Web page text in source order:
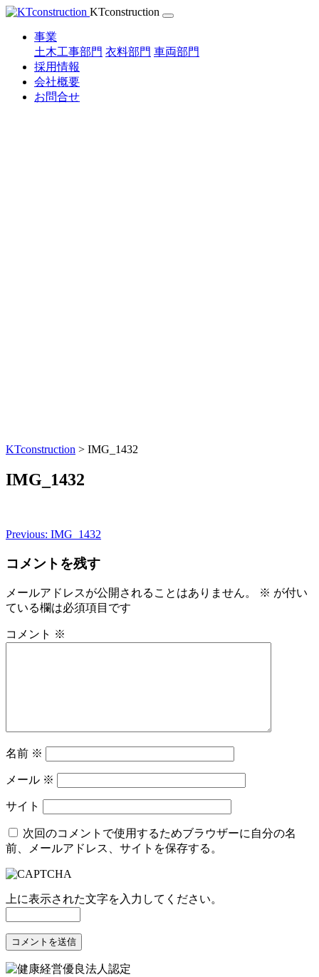
Skip
content
KTconstruction
事業
土木工事部門 衣料部門 車両部門
採用情報
会社概要
お問合せ
KTconstruction > IMG_1432
IMG_1432
投
稿
ナ
ビ
ゲ
Previous: IMG_1432
コメントを残す
メールアドレスが公開されることはありません。 ※ が付い
ている欄は必須項目です
コメント ※
名前 ※
メール ※
サイト
次回のコメントで使用するためブラウザーに自分の名
前、メールアドレス、サイトを保存する。
上に表示された文字を入力してください。